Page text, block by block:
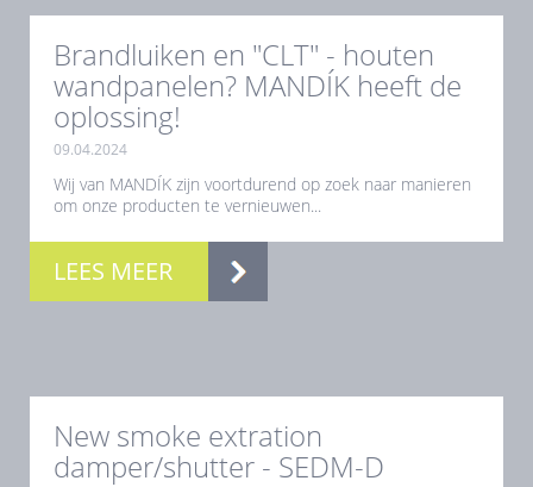
Brandluiken en "CLT" - houten
wandpanelen? MANDÍK heeft de
oplossing!
09.04.2024
Wij van MANDÍK zijn voortdurend op zoek naar manieren
om onze producten te vernieuwen...
LEES MEER
New smoke extration
damper/shutter - SEDM-D